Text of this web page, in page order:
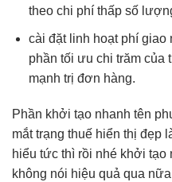
theo chi phí thấpsố
cài đặt linh hoạtphí giao
phần tối ưu chi trăm của
mạnh trị đơn hàng.
Phần khởi tạo nhanh tên
mắttrạng thuế hiển thị đẹp
hiểu tức thì rồi nhé khởi tạo
không nói hiệu quả qua